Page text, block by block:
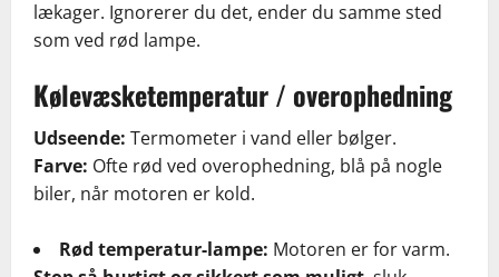
lækager. Ignorerer du det, ender du samme sted
som ved rød lampe.
Kølevæsketemperatur / overophedning
Udseende: Termometer i vand eller bølger.
Farve: Ofte rød ved overophedning, blå på nogle
biler, når motoren er kold.
Rød temperatur-lampe: Motoren er for varm.